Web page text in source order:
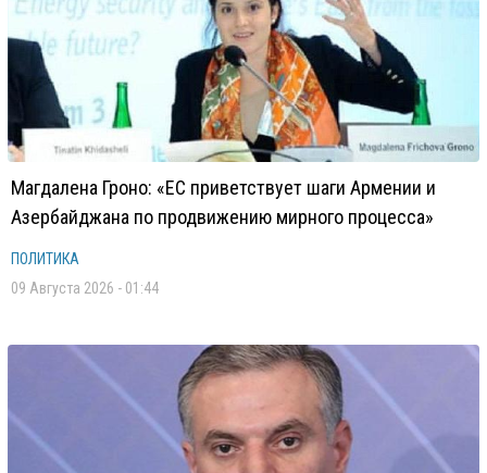
Магдалена Гроно: «ЕС приветствует шаги Армении и
Азербайджана по продвижению мирного процесса»
ПОЛИТИКА
09 Августа 2026 - 01:44